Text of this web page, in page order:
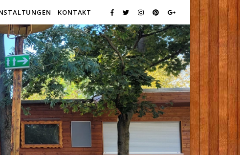
KONTAKT